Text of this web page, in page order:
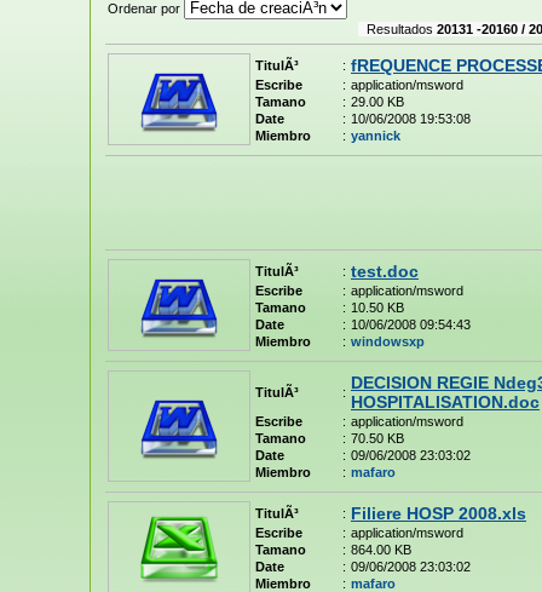
Ordenar por
Resultados 20131 -20160 /
TitulÃ³ : fREQUENCE
Escribe : application/msword
Tamano
: 29.00 KB
Date
: 10/06/2008 19:53:08
Miembro
: yannick
TitulÃ³ : test.doc
Escribe : application/msword
Tamano
: 10.50 KB
Date
: 10/06/2008 09:54:43
Miembro
: windowsxp
TitulÃ³ : DECISION REGIE
HOSPITALISATION.doc
Escribe : application/msword
Tamano
: 70.50 KB
Date
: 09/06/2008 23:03:02
Miembro
: mafaro
TitulÃ³ : Filiere HOSP 2008.xls
Escribe : application/msword
Tamano
: 864.00 KB
Date
: 09/06/2008 23:03:02
Miembro
: mafaro